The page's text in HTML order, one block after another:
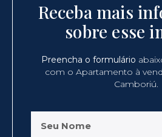
Receba mais
sobre esse
Preencha o formulário
com o Apartamento à
Camboriú.